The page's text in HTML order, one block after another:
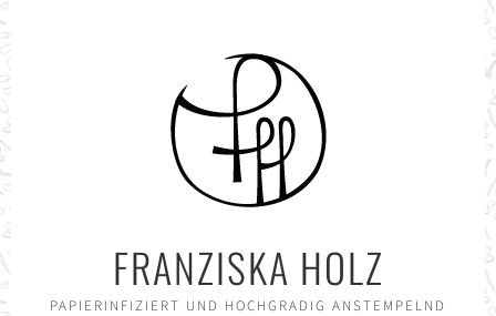
FRANZISKA HOLZ
PAPIERINFIZIERT UND HOCHGRADIG ANSTEMPELND